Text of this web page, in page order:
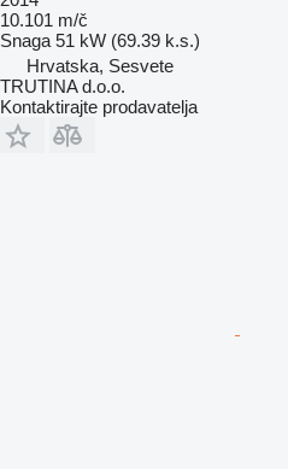
10.101 m/č
Snaga 51 kW (69.39 k.s.)
Hrvatska, Sesvete
TRUTINA d.o.o.
Kontaktirajte prodavatelja